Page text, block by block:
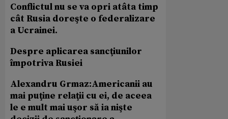
Conflictul nu se va opri atâta timp
cât Rusia doreşte o federalizare
a Ucrainei.
Despre aplicarea sancţiunilor
împotriva Rusiei
Alexandru Grmaz:Americanii au
mai puţine relaţii cu ei, de aceea
le e mult mai uşor să ia nişte